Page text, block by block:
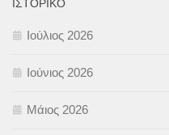
ΙΣΤΟΡΙΚΌ
Ιούλιος 2026
Ιούνιος 2026
Μάιος 2026